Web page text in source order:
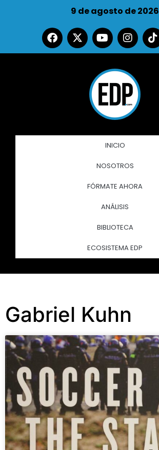
9 de agosto de 2026
INICIO
NOSOTROS
FÓRMATE AHORA
ANÁLISIS
BIBLIOTECA
ECOSISTEMA EDP
Gabriel Kuhn